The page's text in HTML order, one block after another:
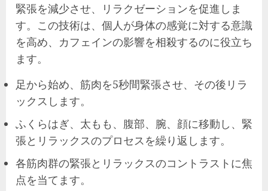
緊張を減少させ、リラクゼーションを促進しま
す。この技術は、個人が身体の感覚に対する意識
を高め、カフェインの影響を相殺するのに役立ち
ます。
足から始め、筋肉を5秒間緊張させ、その後リラ
ックスします。
ふくらはぎ、太もも、腹部、腕、顔に移動し、緊
張とリラックスのプロセスを繰り返します。
各筋肉群の緊張とリラックスのコントラストに焦
点を当てます。